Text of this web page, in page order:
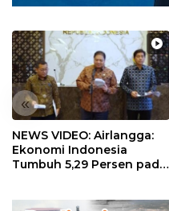
«
NEWS VIDEO: Airlangga:
Ekonomi Indonesia
Tumbuh 5,29 Persen pada